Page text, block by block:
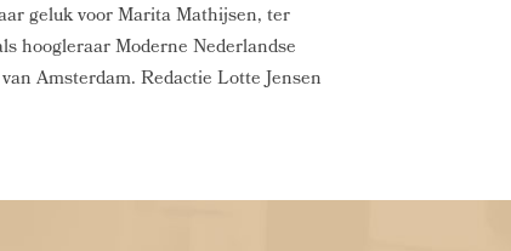
geluk voor Marita Mathijsen, ter
hoogleraar Moderne Nederlandse
Amsterdam. Redactie Lotte Jensen